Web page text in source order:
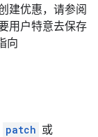
建优惠，请参阅
用户特意去保存
向
patch 或